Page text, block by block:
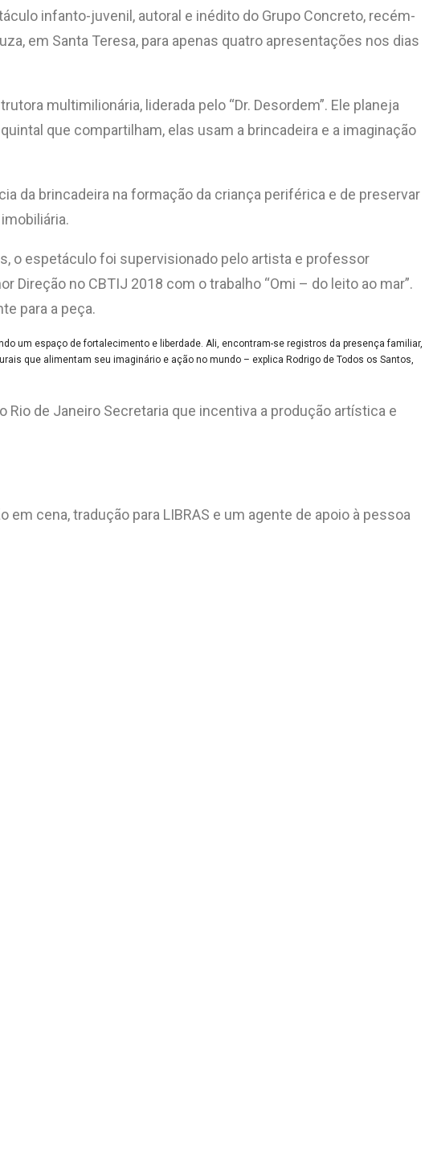
infanto-juvenil, autoral e inédito do Grupo Concreto, recém-
em Santa Teresa, para apenas quatro apresentações nos dias
multimilionária, liderada pelo “Dr. Desordem”. Ele planeja
que compartilham, elas usam a brincadeira e a imaginação
da brincadeira na formação da criança periférica e de preservar
o espetáculo foi supervisionado pelo artista e professor
no CBTIJ 2018 com o trabalho “Omi – do leito ao mar”.
para a peça.
um espaço de fortalecimento e liberdade. Ali, encontram-se registros da presença familiar,
que alimentam seu imaginário e ação no mundo – explica Rodrigo de Todos os Santos,
de Janeiro Secretaria que incentiva a produção artística e
cena, tradução para LIBRAS e um agente de apoio à pessoa